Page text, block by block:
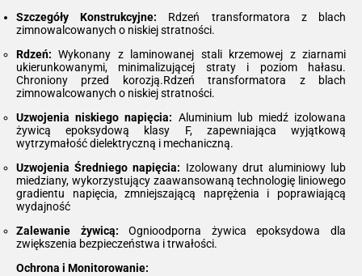
Szczegóły Konstrukcyjne: Rdzeń transformatora z blach
zimnowalcowanych o niskiej stratności.
Rdzeń: Wykonany z laminowanej stali krzemowej z ziarnami
ukierunkowanymi, minimalizującej straty i poziom hałasu.
Chroniony przed korozją.Rdzeń transformatora z blach
zimnowalcowanych o niskiej stratności.
Uzwojenia niskiego napięcia: Aluminium lub miedź izolowana
żywicą epoksydową klasy F, zapewniająca wyjątkową
wytrzymałość dielektryczną i mechaniczną.
Uzwojenia Średniego napięcia: Izolowany drut aluminiowy lub
miedziany, wykorzystujący zaawansowaną technologię liniowego
gradientu napięcia, zmniejszającą naprężenia i poprawiającą
wydajność
Zalewanie żywicą: Ognioodporna żywica epoksydowa dla
zwiększenia bezpieczeństwa i trwałości.
Ochrona i Monitorowanie: